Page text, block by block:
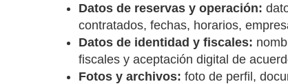
Datos de reservas y operación:
contratados, fechas, horarios,
Datos de identidad y fiscales:
fiscales y aceptación digital de
Fotos y archivos: foto de perfil,